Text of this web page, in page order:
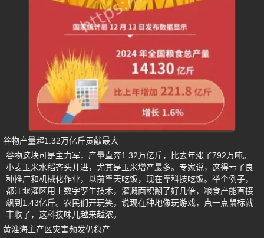
谷物产量超1.32万亿斤贡献最大
谷物这块可是主力军，产量直奔1.32万亿斤，比去年涨了792万吨。
小麦玉米水稻齐头并进，尤其是玉米增产最多。专家说，这得亏了良
种推广和机械化作业，以前靠天吃饭，现在靠科技吃饭。举个例子，
都江堰灌区用上数字孪生技术，灌溉面积翻了好几倍，粮食产能直接
飙到1.43亿斤。农民们开玩笑，说现在种地像玩游戏，点一点鼠标就
丰收了，这科技味儿越来越浓。
黄淮海主产区灾害频发仍稳产